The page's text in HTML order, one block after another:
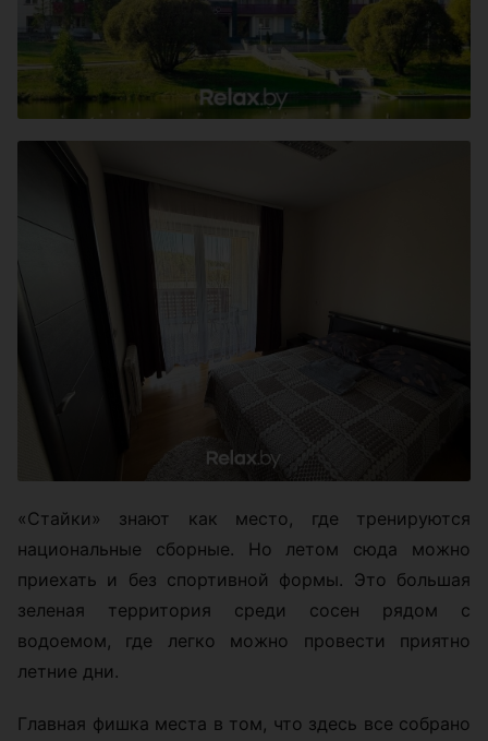
«Стайки» знают как место, где тренируются
национальные сборные. Но летом сюда можно
приехать и без спортивной формы. Это большая
зеленая территория среди сосен рядом с
водоемом, где легко можно провести приятно
летние дни.
Главная фишка места в том, что здесь все собрано